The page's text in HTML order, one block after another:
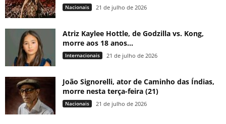
Nacionais 21 de julho de 2026
Atriz Kaylee Hottle, de Godzilla vs. Kong,
morre aos 18 anos...
Internacionais 21 de julho de 2026
João Signorelli, ator de Caminho das Índias,
morre nesta terça-feira (21)
Nacionais 21 de julho de 2026